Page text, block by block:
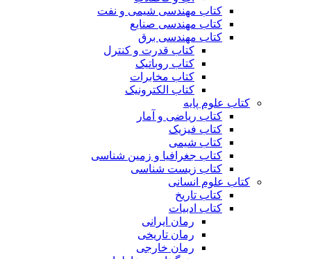
کتاب مهندسی شیمی و نفت
کتاب مهندسی صنایع
کتاب مهندسی برق
کتاب قدرت و کنترل
کتاب روباتیک
کتاب مخابرات
کتاب الکترونیک
کتاب علوم پایه
کتاب ریاضی و آمار
کتاب فیزیک
کتاب شیمی
کتاب جغرافیا و زمین شناسی
کتاب زیست شناسی
کتاب علوم انسانی
کتاب تاریخ
کتاب ادبیات
رمان ایرانی
رمان تاریخی
رمان خارجی